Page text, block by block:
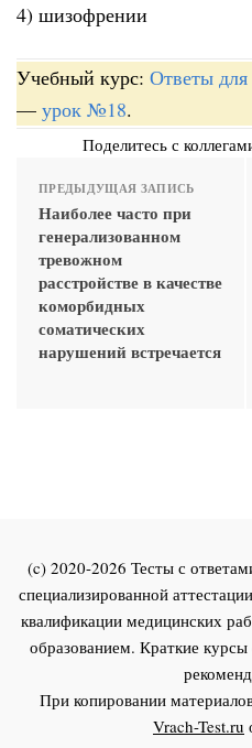
4) шизофрении
Учебный курс: Ответы для
— урок №18.
Поделитесь с
ПРЕДЫДУЩАЯ ЗАПИСЬ
Наиболее часто при
генерализованном
тревожном
расстройстве в качестве
коморбидных
соматических
нарушений встречается
(c) 2020-2026 Тесты с
специализированной
квалификации медицинских
образованием. Краткие курсы
При копировании материалов
Vrach-Test.ru